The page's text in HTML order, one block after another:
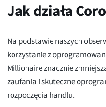
Jak działa
Na podstawie naszych
korzystanie z
Millionaire znacznie
zaufania i skuteczne
rozpoczęcia handlu.